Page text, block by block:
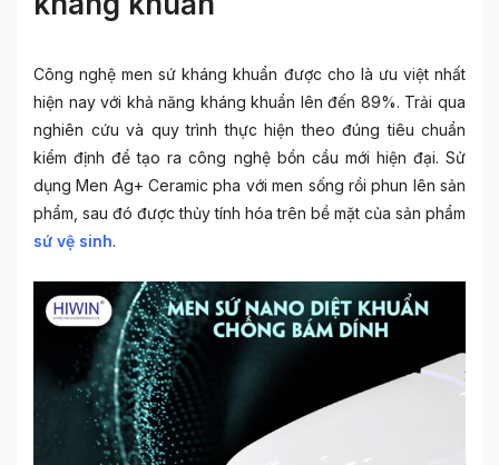
Công nghệ men sứ kháng khuẩn được cho là ưu việt nhất
hiện nay với khả năng kháng khuẩn lên đến 89%. Trải qua
nghiên cứu và quy trình thực hiện theo đúng tiêu chuẩn
kiểm định để tạo ra công nghệ bồn cầu mới hiện đại. Sử
dụng Men Ag+ Ceramic pha với men sống rồi phun lên sản
phẩm, sau đó được thủy tính hóa trên bề mặt của sản phẩm
sứ vệ sinh.